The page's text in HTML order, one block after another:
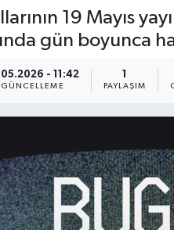
19 Mayıs
gün boyunca
- 11:42
GÜNCELLEME PAYLAŞIM